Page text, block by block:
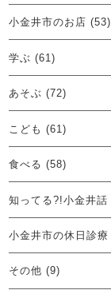
小金井市のお店 (53)
学ぶ (61)
あそぶ (72)
こども (61)
食べる (58)
知ってる?!小金井話
小金井市の休日診療
その他 (9)